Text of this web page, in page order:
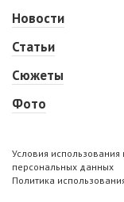
Новости
Статьи
Сюжеты
Фото
Условия
персональных данных
Политика